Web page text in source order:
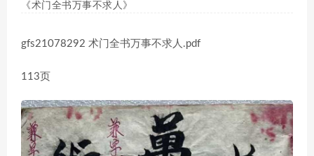
《术门全书万事不求人》
gfs21078292 术门全书万事不求人.pdf
113页